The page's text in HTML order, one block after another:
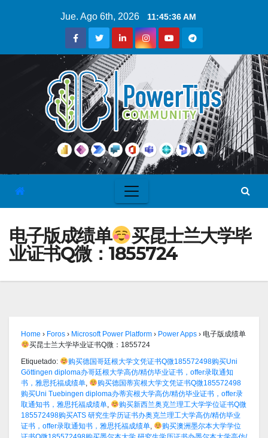
Jue. Ago 6th, 2026 11:45:37 AM
电子版成绩单
买昆士兰大学毕
业证书Q微：1855724
Home › Foros › Microsoft Power Platform › Power Apps › 电子版成绩单
买昆士兰大学毕业证书Q微：1855724
Etiquetado:
购买德国哥廷根大学文凭证书Q微185572498购买Uni
Göttingen diploma办哥廷根大学高仿/精仿毕业证书，offer录取通知
书，雅思托福成绩单,
购买德国蒂宾根大学文凭证书Q微185572498
购买Uni Tuebingen diploma办蒂宾根大学高仿/精仿毕业证书，offer录
取通知书，雅思托福成绩单,
购买新西兰奥克兰理工大学学位证书Q微
185572498购买ATS 研究生学历证书办奥克兰理工大学高仿/精仿毕业
证书，offer录取通知书，雅思托福成绩单,
购买澳洲墨尔本大学学位